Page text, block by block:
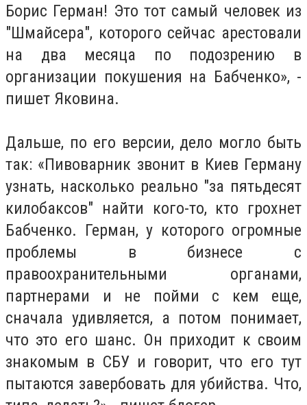
Борис Герман! Это тот самый человек из
"Шмайсера", которого сейчас арестовали
на два месяца по подозрению в
организации покушения на Бабченко», -
пишет Яковина.
Дальше, по его версии, дело могло быть
так: «Пивоварник звонит в Киев Герману
узнать, насколько реально "за пятьдесят
килобаксов" найти кого-то, кто грохнет
Бабченко. Герман, у которого огромные
проблемы в бизнесе с
правоохранительными органами,
партнерами и не пойми с кем еще,
сначала удивляется, а потом понимает,
что это его шанс. Он приходит к своим
знакомым в СБУ и говорит, что его тут
пытаются завербовать для убийства. Что,